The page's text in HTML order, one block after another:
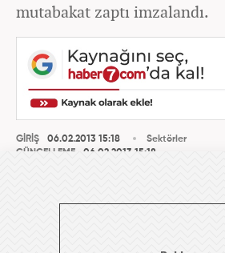
mutabakat zaptı imzalandı.
GİRİŞ
06.02.2013 15:18
GÜNCELLEME
06.02.2013 15:18
Sektörler